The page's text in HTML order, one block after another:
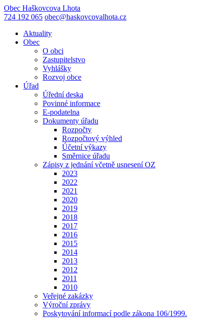
Obec Haškovcova Lhota
724 192 065 obec@haskovcovalhota.cz
Aktuality
Obec
O obci
Zastupitelstvo
Vyhlášky
Rozvoj obce
Úřad
Úřední deska
Povinné informace
E-podatelna
Dokumenty úřadu
Rozpočty
Rozpočtový výhled
Účetní výkazy
Směrnice úřadu
Zápisy z jednání včetně usnesení OZ
2023
2022
2021
2020
2019
2018
2017
2016
2015
2014
2013
2012
2011
2010
Veřejné zakázky
Výroční zprávy
Poskytování informací podle zákona 106/1999.